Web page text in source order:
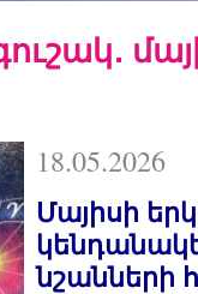
18.05.2026
Մայիսի
նշանների